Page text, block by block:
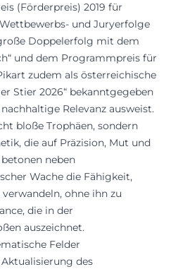
(Förderpreis) 2019 für
und Juryerfolge
Doppelerfolg mit dem
und dem Programmpreis für
zudem als österreichische
Stier 2026“ bekanntgegeben
Relevanz ausweist.
bloße Trophäen, sondern
die auf Präzision, Mut und
neben
Wache die Fähigkeit,
ohne ihn zu
die in der
auszeichnet.
Felder
des